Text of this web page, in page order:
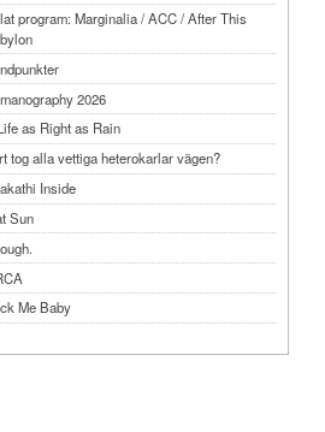
program: Marginalia / ACC / After This
2026
as Right as Rain
tog alla vettiga heterokarlar vägen?
Inside
Sun
Me Baby